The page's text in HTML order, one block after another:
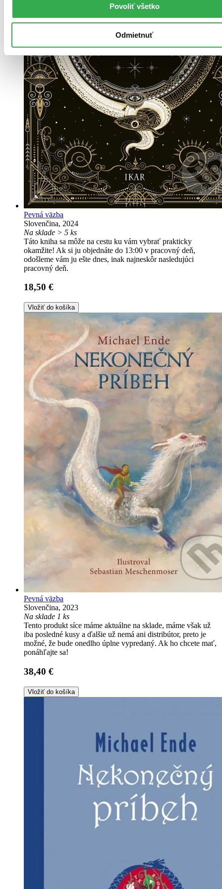
Povoliť všetko
Odmietnuť
Pevná väzba
Slovenčina, 2024
Na sklade > 5 ks
Táto kniha sa môže na cestu ku vám vybrať prakticky
okamžite! Ak si ju objednáte do 13:00 v pracovný deň,
odošleme vám ju ešte dnes, inak najneskôr nasledujúci
pracovný deň.
18,50 €
Vložiť do košíka
Pevná väzba
Slovenčina, 2023
Na sklade 1 ks
Tento produkt síce máme aktuálne na sklade, máme však už
iba posledné kusy a ďalšie už nemá ani distribútor, preto je
možné, že bude onedlho úplne vypredaný. Ak ho chcete mať,
ponáhľajte sa!
38,40 €
Vložiť do košíka